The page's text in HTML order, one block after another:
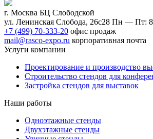
г. Москва БЦ Слободской
ул. Ленинская Слобода, 26с28 Пн — Пт:
+7 (499) 70-333-20 офис продаж
mail@rasco-expo.ru корпоративная почта
Услуги компании
Проектирование и производство
Строительство стендов для
Застройка стендов для выставок
Наши работы
Одноэтажные стенды
Двухэтажные стенды